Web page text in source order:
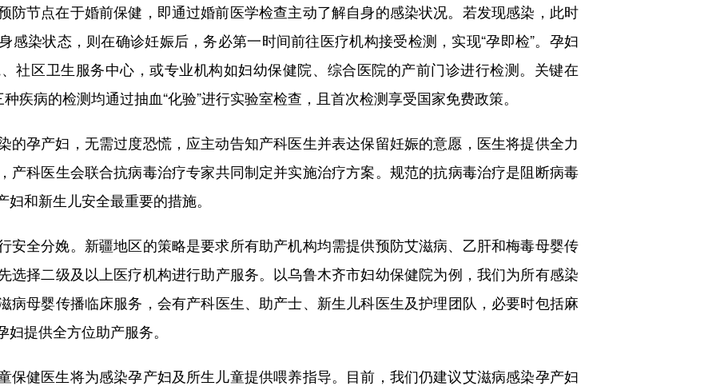
点在于婚前保健，即通过婚前医学检查主动了解自身的感染状况。若发现感染，此时
感染状态，则在确诊妊娠后，务必第一时间前往医疗机构接受检测，实现“孕即检”。孕妇
社区卫生服务中心，或专业机构如妇幼保健院、综合医院的产前门诊进行检测。关键在
疾病的检测均通过抽血“化验”进行实验室检查，且首次检测享受国家免费政策。
产妇，无需过度恐慌，应主动告知产科医生并表达保留妊娠的意愿，医生将提供全力
产科医生会联合抗病毒治疗专家共同制定并实施治疗方案。规范的抗病毒治疗是阻断病毒
和新生儿安全最重要的措施。
分娩。新疆地区的策略是要求所有助产机构均需提供预防艾滋病、乙肝和梅毒母婴传
选择二级及以上医疗机构进行助产服务。以乌鲁木齐市妇幼保健院为例，我们为所有感染
病母婴传播临床服务，会有产科医生、助产士、新生儿科医生及护理团队，必要时包括麻
提供全方位助产服务。
医生将为感染孕产妇及所生儿童提供喂养指导。目前，我们仍建议艾滋病感染孕产妇